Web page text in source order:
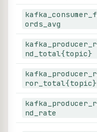
ords_avg
nd_total{topic}
ror_total{topic}
nd_rate